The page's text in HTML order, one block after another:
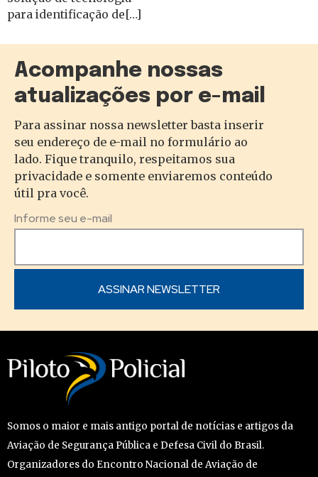
para identificação de[…]
Acompanhe nossas
atualizações por e-mail
Para assinar nossa newsletter basta inserir
seu endereço de e-mail no formulário ao
lado. Fique tranquilo, respeitamos sua
privacidade e somente enviaremos conteúdo
útil pra você.
Informe seu e-mail
Somos o maior e mais antigo portal de notícias e artigos da
Aviação de Segurança Pública e Defesa Civil do Brasil.
Organizadores do Encontro Nacional de Aviação de